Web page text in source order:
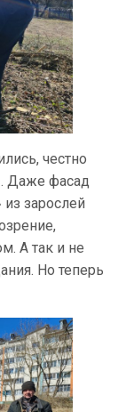
честно
Даже фасад
зарослей
А так и не
Но теперь